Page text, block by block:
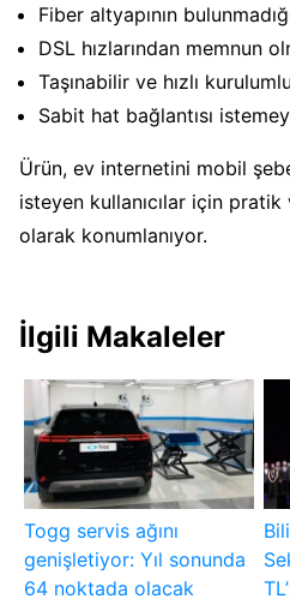
Fiber altyapının
DSL hızlarından memnun
Taşınabilir ve hızlı
Sabit hat bağlantısı
Ürün, ev internetini mobil
isteyen kullanıcılar için
olarak konumlanıyor.
İlgili Makaleler
Togg servis ağını
genişletiyor: Yıl sonunda
64 noktada olacak